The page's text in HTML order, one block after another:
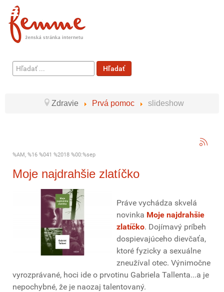
Hľadať
...
Hľadať
Zdravie Prvá pomoc slideshow
%AM, %16 %041 %2018 %00:%sep
Moje najdrahšie zlatíčko
Práve vychádza skvelá
novinka Moje najdrahšie
zlatíčko. Dojímavý príbeh
dospievajúceho dievčaťa,
ktoré fyzicky a sexuálne
zneužíval otec. Výnimočne
vyrozprávané, hoci ide o prvotinu Gabriela Tallenta...a je
nepochybné, že je naozaj talentovaný.